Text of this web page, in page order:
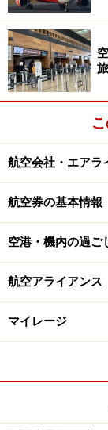
航空会社・エアラ
航空券の基本情報
空港・機内の過ご
航空アライアンス
マイレージ